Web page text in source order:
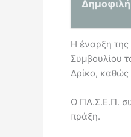
Η έναρξη της
Συμβουλίου
Δρίκο, καθώς
Ο ΠΑ.Σ.Ε.Π.
πράξη.